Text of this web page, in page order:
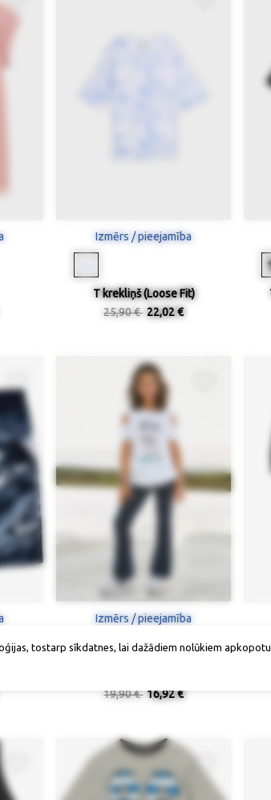
Izmērs / pieejamība
T krekliņš (Loose Fit)
25,90 € 22,02 €
Izmērs / pieejamība
19,90 € 16,92 €
tostarp sīkdatnes, lai dažādiem nolūkiem apkopotu